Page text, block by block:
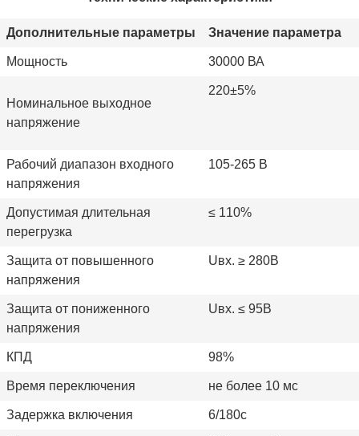
Дополнительные параметры Значение параметра
Мощность 30000 ВА
Номинальное выходное
напряжение
220±5%
Рабочий диапазон входного
напряжения
105-265 В
Допустимая длительная
перегрузка
≤ 110%
Защита от повышенного
напряжения
Uвх. ≥ 280В
Защита от пониженного
напряжения
Uвх. ≤ 95В
КПД 98%
Время переключения не более 10 мс
Задержка включения 6/180с